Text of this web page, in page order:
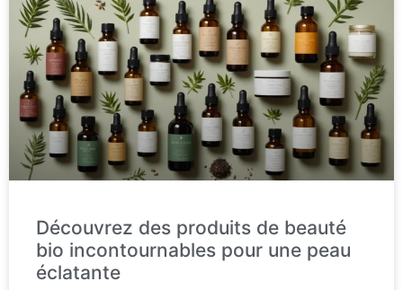
Découvrez des produits de beauté
bio incontournables pour une peau
éclatante